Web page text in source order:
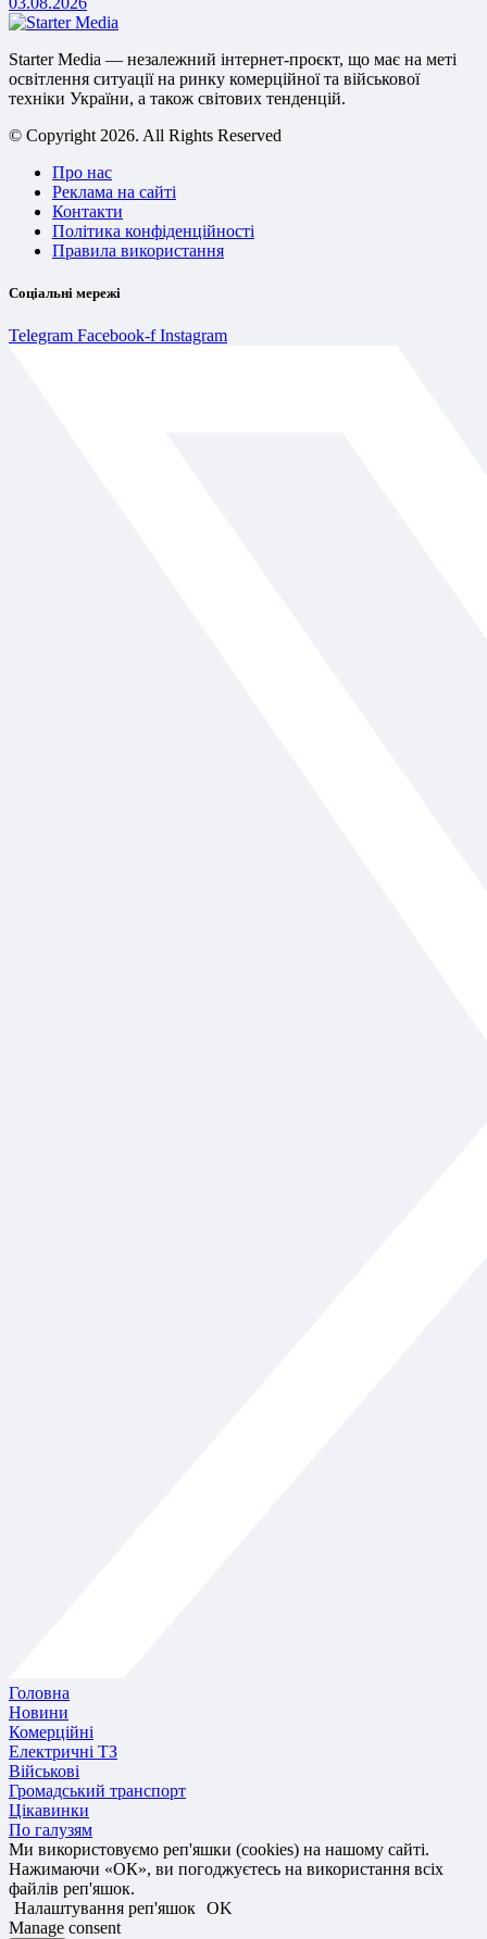
Starter Media — незалежний інтернет-проєкт, що має на меті
освітлення ситуації на ринку комерційної та військової
техніки України, а також світових тенденцій.
© Copyright 2026. All Rights Reserved
Про нас
Реклама на сайті
Контакти
Політика конфіденційності
Правила використання
Соціальні мережі
Telegram Facebook-f Instagram
Головна
Новини
Комерційні
Електричні ТЗ
Військові
Громадський транспорт
Цікавинки
По галузям
Ми використовуємо реп'яшки (cookies) на нашому сайті.
Нажимаючи «ОК», ви погоджуєтесь на використання всіх
файлів реп'яшок.
Налаштування реп'яшок OK
Manage consent